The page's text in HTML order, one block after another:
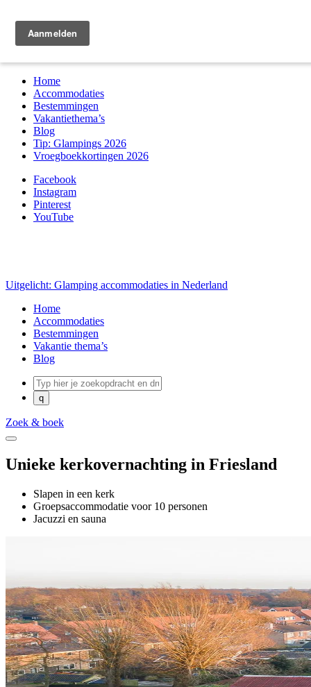
Home
Accommodaties
Bestemmingen
Vakantiethema’s
Blog
Tip: Glampings 2026
Vroegboekkortingen 2026
Facebook
Instagram
Pinterest
YouTube
Uitgelicht: Glamping accommodaties in Nederland
Home
Accommodaties
Bestemmingen
Vakantie thema’s
Blog
Zoek & boek
Unieke kerkovernachting in Friesland
Slapen in een kerk
Groepsaccommodatie voor 10 personen
Jacuzzi en sauna